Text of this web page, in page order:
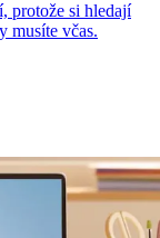
protože si hledají
musíte včas.